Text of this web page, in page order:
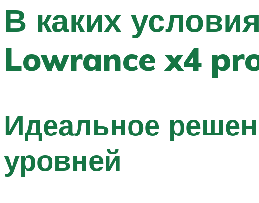
В каких
Lowrance x4
Идеальное
уровней